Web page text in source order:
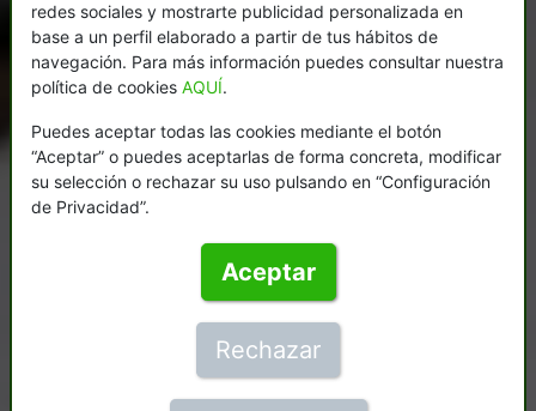
redes sociales y mostrarte publicidad personalizada en
base a un perfil elaborado a partir de tus hábitos de
navegación. Para más información puedes consultar nuestra
política de cookies AQUÍ.
Puedes aceptar todas las cookies mediante el botón
“Aceptar” o puedes aceptarlas de forma concreta, modificar
su selección o rechazar su uso pulsando en “Configuración
de Privacidad”.
Aceptar
Rechazar